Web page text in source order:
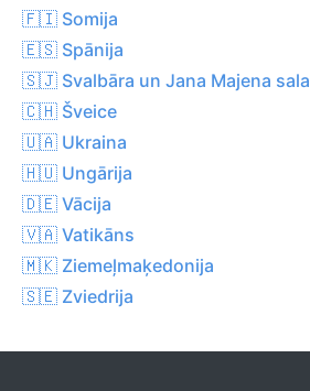
🇫🇮 Somija
🇪🇸 Spānija
🇸🇯 Svalbāra un Jana Majena sala
🇨🇭 Šveice
🇺🇦 Ukraina
🇭🇺 Ungārija
🇩🇪 Vācija
🇻🇦 Vatikāns
🇲🇰 Ziemeļmaķedonija
🇸🇪 Zviedrija